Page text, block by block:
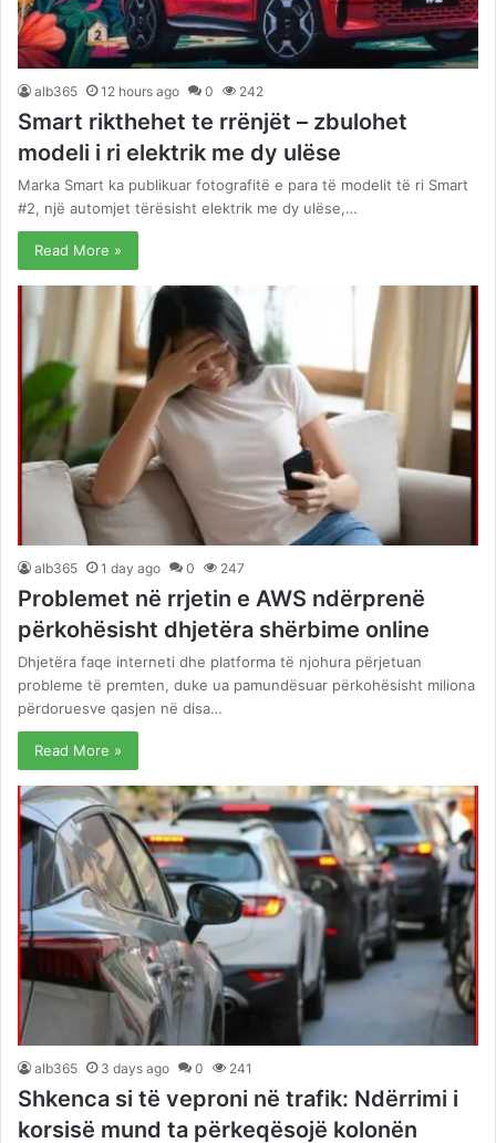
alb365 12 hours ago 0 242
Smart rikthehet te rrënjët – zbulohet
modeli i ri elektrik me dy ulëse
Marka Smart ka publikuar fotografitë e para të modelit të ri Smart
#2, një automjet tërësisht elektrik me dy ulëse,…
Read More »
alb365 1 day ago 0 247
Problemet në rrjetin e AWS ndërprenë
përkohësisht dhjetëra shërbime online
Dhjetëra faqe interneti dhe platforma të njohura përjetuan
probleme të premten, duke ua pamundësuar përkohësisht miliona
përdoruesve qasjen në disa…
Read More »
alb365 3 days ago 0 241
Shkenca si të veproni në trafik: Ndërrimi i
korsisë mund ta përkeqësojë kolonën